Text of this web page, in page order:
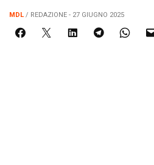
MDL / REDAZIONE - 27 GIUGNO 2025